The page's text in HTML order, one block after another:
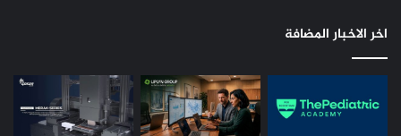
اخر الاخبار المضافة